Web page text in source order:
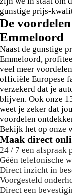
gunstige prijs-
De
Emmeloord
Naast de gunstige
Emmeloord,
veel meer
officiële Europese
verzekerd dat je
blijven. Ook onze
weet je zeker dat
voordelen
Bekijk het op onze
Maak direct
24 / 7 een afspraak
Géén telefonische
Direct inzicht in
Voorgesteld
Direct een